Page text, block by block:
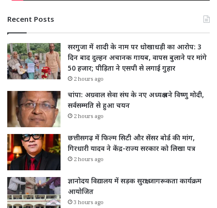
Recent Posts
सरगुजा में शादी के नाम पर धोखाधड़ी का आरोप: 3
दिन बाद दुल्हन अचानक गायब, वापस बुलाने पर मांगे
50 हजार; पीड़िता ने एसपी से लगाई गुहार
2 hours ago
चांपा: अग्रवाल सेवा संघ के नए अध्यक्ष बने विष्णु मोदी,
सर्वसम्मति से हुआ चयन
2 hours ago
छत्तीसगढ़ में फिल्म सिटी और सेंसर बोर्ड की मांग,
गिरधारी यादव ने केंद्र-राज्य सरकार को लिखा पत्र
2 hours ago
ज्ञानोदय विद्यालय में सड़क सुरक्षा जागरूकता कार्यक्रम
आयोजित
3 hours ago